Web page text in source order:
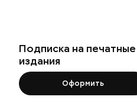
Подписка на печатные
издания
Оформить